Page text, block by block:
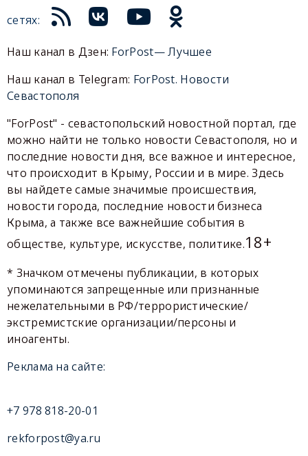
сетях:
Наш канал в Дзен: ForPost— Лучшее
Наш канал в Telegram: ForPost. Новости
Севастополя
"ForPost" - севастопольский новостной портал, где
можно найти не только новости Севастополя, но и
последние новости дня, все важное и интересное,
что происходит в Крыму, России и в мире. Здесь
вы найдете самые значимые происшествия,
новости города, последние новости бизнеса
Крыма, а также все важнейшие события в
обществе, культуре, искусстве, политике.18+
* Значком отмечены публикации, в которых
упоминаются запрещенные или признанные
нежелательными в РФ/террористические/
экстремистские организации/персоны и
иноагенты.
Реклама на сайте:
+7 978 818-20-01
rekforpost@ya.ru